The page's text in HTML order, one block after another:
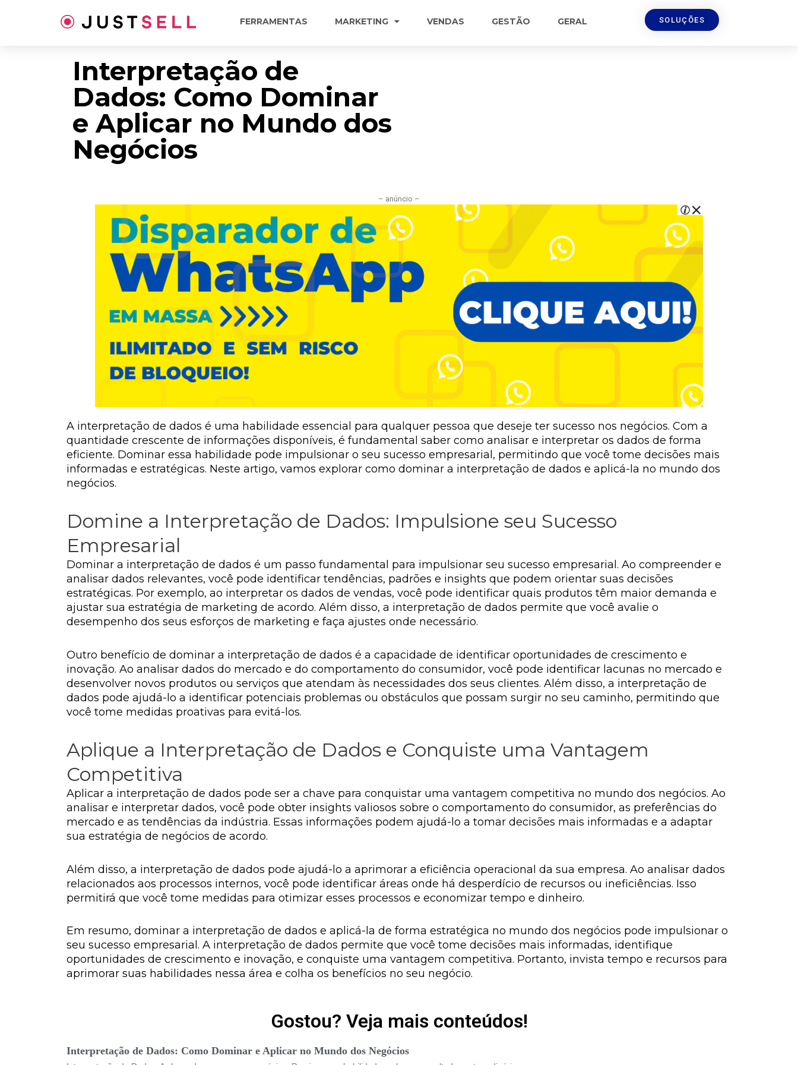
FERRAMENTAS MARKETING VENDAS GESTÃO GERAL SOLUÇÕES
Interpretação de
Dados: Como Dominar
e Aplicar no Mundo dos
Negócios
– anúncio –
A interpretação de dados é uma habilidade essencial para qualquer pessoa que deseje ter sucesso nos negócios. Com a
quantidade crescente de informações disponíveis, é fundamental saber como analisar e interpretar os dados de forma
eficiente. Dominar essa habilidade pode impulsionar o seu sucesso empresarial, permitindo que você tome decisões mais
informadas e estratégicas. Neste artigo, vamos explorar como dominar a interpretação de dados e aplicá-la no mundo dos
negócios.
Domine a Interpretação de Dados: Impulsione seu Sucesso
Empresarial
Dominar a interpretação de dados é um passo fundamental para impulsionar seu sucesso empresarial. Ao compreender e
analisar dados relevantes, você pode identificar tendências, padrões e insights que podem orientar suas decisões
estratégicas. Por exemplo, ao interpretar os dados de vendas, você pode identificar quais produtos têm maior demanda e
ajustar sua estratégia de marketing de acordo. Além disso, a interpretação de dados permite que você avalie o
desempenho dos seus esforços de marketing e faça ajustes onde necessário.
Outro benefício de dominar a interpretação de dados é a capacidade de identificar oportunidades de crescimento e
inovação. Ao analisar dados do mercado e do comportamento do consumidor, você pode identificar lacunas no mercado e
desenvolver novos produtos ou serviços que atendam às necessidades dos seus clientes. Além disso, a interpretação de
dados pode ajudá-lo a identificar potenciais problemas ou obstáculos que possam surgir no seu caminho, permitindo que
você tome medidas proativas para evitá-los.
Aplique a Interpretação de Dados e Conquiste uma Vantagem
Competitiva
Aplicar a interpretação de dados pode ser a chave para conquistar uma vantagem competitiva no mundo dos negócios. Ao
analisar e interpretar dados, você pode obter insights valiosos sobre o comportamento do consumidor, as preferências do
mercado e as tendências da indústria. Essas informações podem ajudá-lo a tomar decisões mais informadas e a adaptar
sua estratégia de negócios de acordo.
Além disso, a interpretação de dados pode ajudá-lo a aprimorar a eficiência operacional da sua empresa. Ao analisar dados
relacionados aos processos internos, você pode identificar áreas onde há desperdício de recursos ou ineficiências. Isso
permitirá que você tome medidas para otimizar esses processos e economizar tempo e dinheiro.
Em resumo, dominar a interpretação de dados e aplicá-la de forma estratégica no mundo dos negócios pode impulsionar o
seu sucesso empresarial. A interpretação de dados permite que você tome decisões mais informadas, identifique
oportunidades de crescimento e inovação, e conquiste uma vantagem competitiva. Portanto, invista tempo e recursos para
aprimorar suas habilidades nessa área e colha os benefícios no seu negócio.
Gostou? Veja mais conteúdos!
Interpretação de Dados: Como Dominar e Aplicar no Mundo dos Negócios